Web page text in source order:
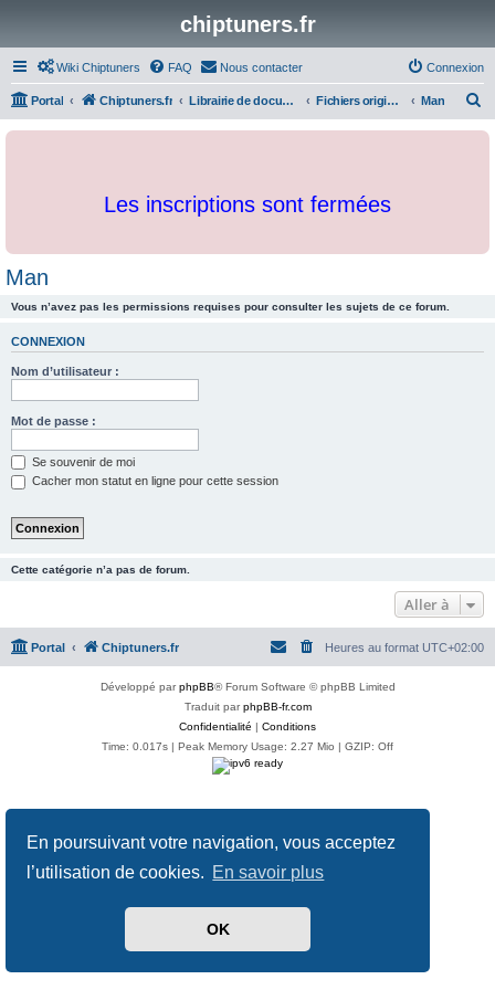
En poursuivant votre navigation, vous acceptez
l’utilisation de cookies. En savoir plus
OK
chiptuners.fr
Wiki Chiptuners FAQ Nous contacter Connexion
Portal Chiptuners.fr Librairie de documents et originaux Fichiers originaux Man
c
Les inscriptions sont fermées
Man
Vous n’avez pas les permissions requises pour consulter les sujets de ce forum.
CONNEXION
Nom d’utilisateur :
Mot de passe :
Se souvenir de moi
Cacher mon statut en ligne pour cette session
Cette catégorie n’a pas de forum.
Aller à
Portal Chiptuners.fr Heures au format UTC+02:00
Développé parphpBB® Forum Software © phpBB Limited
Traduit parphpBB-fr.com
Confidentialité | Conditions
Time: 0.017s | Peak Memory Usage: 2.27 Mio | GZIP: Off